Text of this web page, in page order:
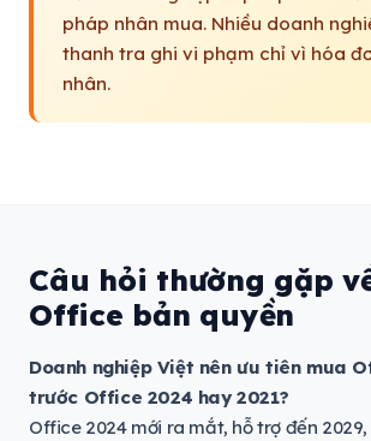
pháp nhân mua. Nhiều doanh
thanh tra ghi vi phạm chỉ vì hóa
nhân.
Câu hỏi thường gặp
Office bản quyền
Doanh nghiệp Việt nên ưu tiên mua
trước Office 2024 hay 2021?
Office 2024 mới ra mắt, hỗ trợ đến